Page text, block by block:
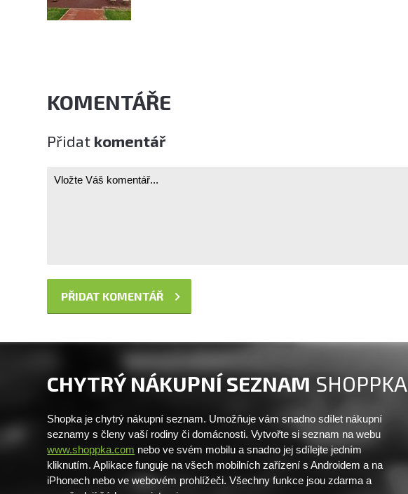
KOMENTÁŘE
Přidat komentář
CHYTRÝ NÁKUPNÍ SEZNAM SHOPPKA
Shopka je chytrý nákupní seznam. Umožňuje vám snadno sdílet nákupní
seznamy s členy vaší rodiny či domácnosti. Vytvořte si seznam na webu
www.shoppka.com nebo ve svém mobilu a snadno jej sdílejte jedním
kliknutím. Aplikace funguje na všech mobilních zařízení s Androidem a na
iPhonech nebo ve webovém prohlížeči. Všechny funkce jsou zdarma a